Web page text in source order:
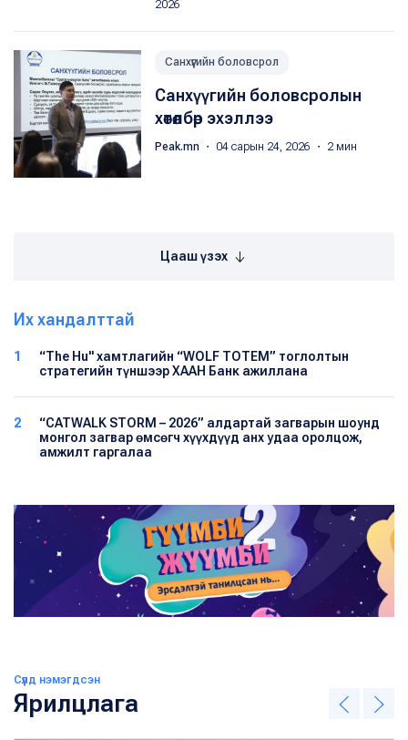
2026
Санхүүгийн боловсрол
Санхүүгийн боловсролын
хөтөлбөр эхэллээ
Peak.mn ・ 04 сарын 24, 2026 ・ 2 мин
Цааш үзэх
Их хандалттай
1
“The Hu" хамтлагийн “WOLF TOTEM” тоглолтын
стратегийн түншээр ХААН Банк ажиллана
2
“CATWALK STORM – 2026” алдартай загварын шоунд
монгол загвар өмсөгч хүүхдүүд анх удаа оролцож,
амжилт гаргалаа
Сүүлд нэмэгдсэн
Ярилцлага